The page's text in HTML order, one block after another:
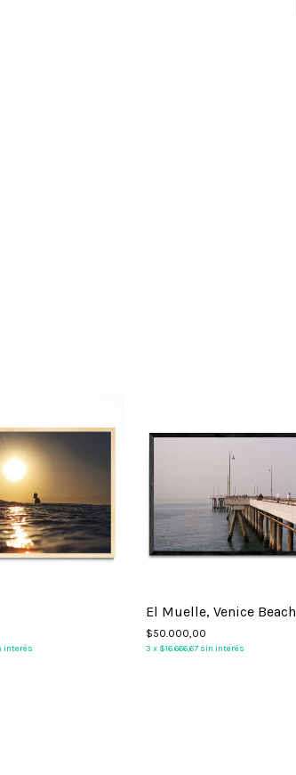
interés
El Muelle, Venice Beach
$50.000,00
3 x $16.666,67 sin interés